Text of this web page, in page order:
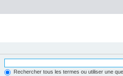
Rechercher tous les termes ou utiliser une